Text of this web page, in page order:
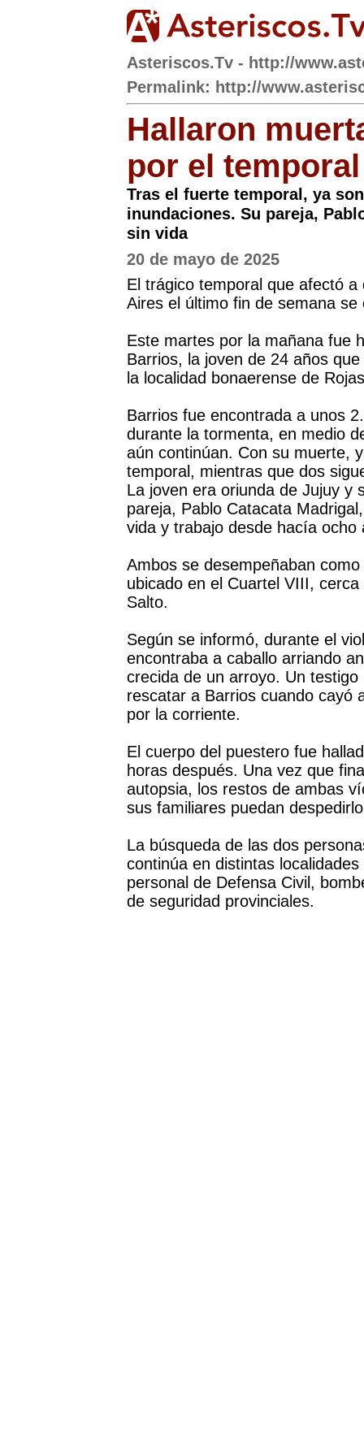
Asteriscos.Tv - http://
Permalink: http://
Hallaron
por el temporal
Tras el fuerte temporal, ya
inundaciones. Su pareja,
sin vida
20 de mayo de 2025
El trágico temporal que afectó
Aires el último fin de semana
Este martes por la mañana fue
Barrios, la joven de 24 años
la localidad bonaerense de
Barrios fue encontrada a unos
durante la tormenta, en medio
aún continúan. Con su muerte,
temporal, mientras que dos
La joven era oriunda de Jujuy y
pareja, Pablo Catacata
vida y trabajo desde hacía ocho
Ambos se desempeñaban
ubicado en el Cuartel VIII,
Salto.
Según se informó, durante el
encontraba a caballo arriando
crecida de un arroyo. Un
rescatar a Barrios cuando cayó
por la corriente.
El cuerpo del puestero fue
horas después. Una vez que
autopsia, los restos de ambas
sus familiares puedan
La búsqueda de las dos
continúa en distintas
personal de Defensa Civil,
de seguridad provinciales.